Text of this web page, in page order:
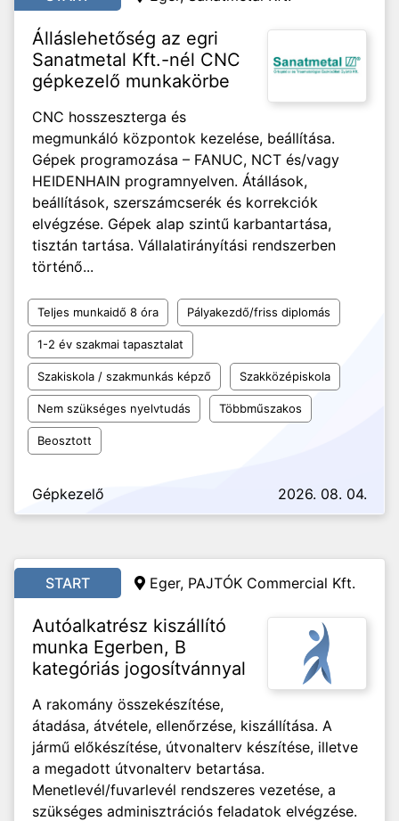
Álláslehetőség az egri
Sanatmetal Kft.-nél CNC
gépkezelő munkakörbe
CNC hosszeszterga és
megmunkáló központok kezelése, beállítása.
Gépek programozása – FANUC, NCT és/vagy
HEIDENHAIN programnyelven. Átállások,
beállítások, szerszámcserék és korrekciók
elvégzése. Gépek alap szintű karbantartása,
tisztán tartása. Vállalatirányítási rendszerben
történő...
Teljes munkaidő 8 óra Pályakezdő/friss diplomás
1-2 év szakmai tapasztalat
Szakiskola / szakmunkás képző Szakközépiskola
Nem szükséges nyelvtudás Többműszakos
Beosztott
Gépkezelő 2026. 08. 04.
START Eger, PAJTÓK Commercial Kft.
Autóalkatrész kiszállító
munka Egerben, B
kategóriás jogosítvánnyal
A rakomány összekészítése,
átadása, átvétele, ellenőrzése, kiszállítása. A
jármű előkészítése, útvonalterv készítése, illetve
a megadott útvonalterv betartása.
Menetlevél/fuvarlevél rendszeres vezetése, a
szükséges adminisztrációs feladatok elvégzése.